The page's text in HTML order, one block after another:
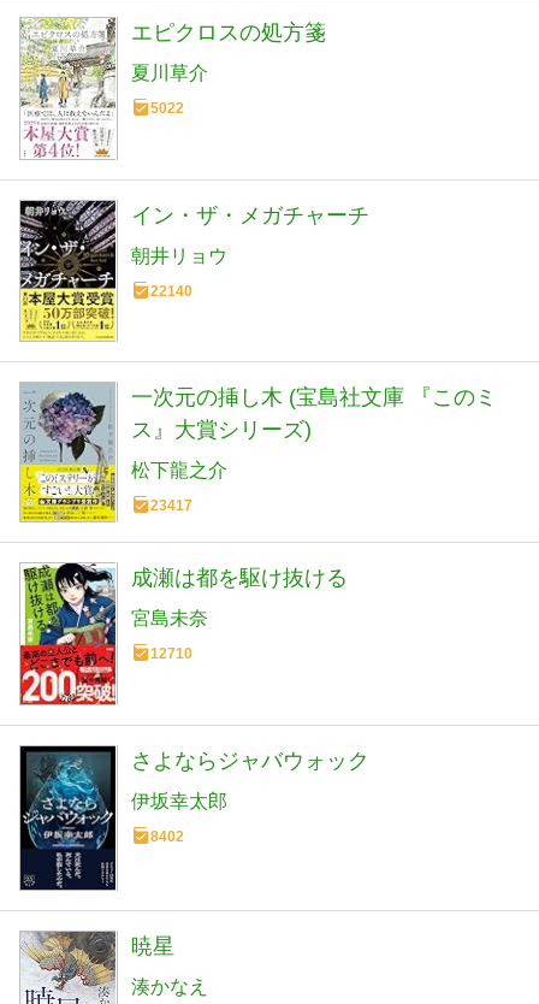
エピクロスの処方箋
夏川草介
5022
イン・ザ・メガチャーチ
朝井リョウ
22140
一次元の挿し木 (宝島社文庫 『このミ
ス』大賞シリーズ)
松下龍之介
23417
成瀬は都を駆け抜ける
宮島未奈
12710
さよならジャバウォック
伊坂幸太郎
8402
暁星
湊かなえ